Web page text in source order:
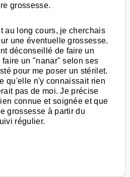
grossesse.
au long cours, je cherchais
une éventuelle grossesse.
déconseillé de faire un
un "nanar" selon ses
pour me poser un stérilet.
qu'elle n'y connaissait rien
pas de moi. Je précise
connue et soignée et que
grossesse à partir du
régulier.